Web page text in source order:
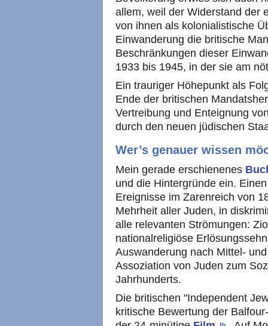
allem, weil der Widerstand der
von ihnen als kolonialistische
Einwanderung die britische
Beschränkungen dieser
1933 bis 1945, in der sie am
Ein trauriger Höhepunkt als
Ende der britischen
Vertreibung und Enteignung
durch den neuen jüdischen
Wer’s genauer wissen
Mein gerade erschienenes
und die Hintergründe ein.
Ereignisse im Zarenreich von
Mehrheit aller Juden, in
alle relevanten Strömungen:
nationalreligiöse
Auswanderung nach Mittel-
Assoziation von Juden zum
Jahrhunderts.
Die britischen "Independent
kritische Bewertung der